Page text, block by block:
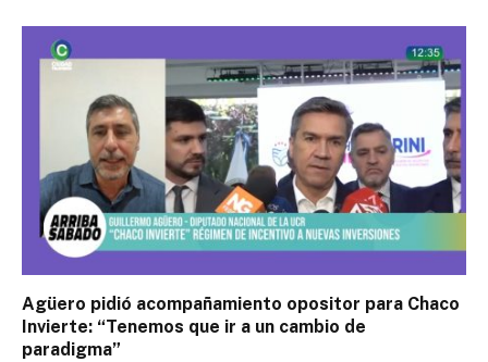
Agüero pidió acompañamiento opositor para Chaco
Invierte: “Tenemos que ir a un cambio de
paradigma”